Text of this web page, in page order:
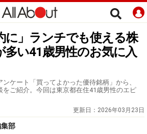
に」ランチでも使える株
多い41歳男性のお気に入
ケート「買ってよかった優待銘柄」から、
ご紹介。今回は東京都在住41歳男性のエピ
更新日： 2026年03月23日
部